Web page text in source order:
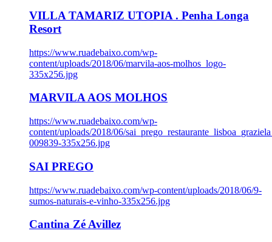
VILLA TAMARIZ UTOPIA . Penha Longa
Resort
https://www.ruadebaixo.com/wp-
content/uploads/2018/06/marvila-aos-molhos_logo-
335x256.jpg
MARVILA AOS MOLHOS
https://www.ruadebaixo.com/wp-
content/uploads/2018/06/
009839-335x256.jpg
SAI PREGO
https://www.ruadebaixo.com/wp-content/uploads/2018/06/9-
sumos-naturais-e-vinho-335x256.jpg
Cantina Zé Avillez